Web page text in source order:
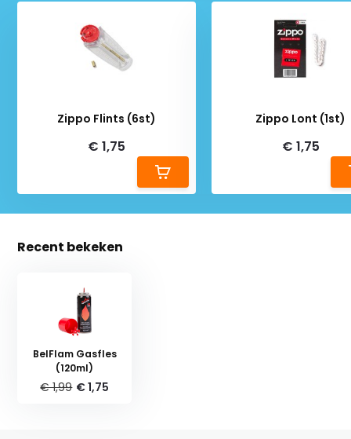
Zippo Flints (6st)
€ 1,75
Zippo Lont (1st)
€ 1,75
Recent bekeken
BelFlam Gasfles
(120ml)
€ 1,99 € 1,75